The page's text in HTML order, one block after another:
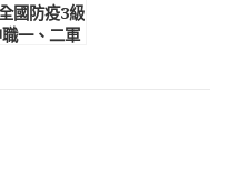
國防疫3級
一、二軍